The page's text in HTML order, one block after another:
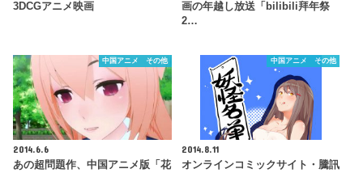
3DCGアニメ映画
画の年越し放送「bilibili拜年祭
2…
中国アニメ その他
2014.6.6
あの超問題作、中国アニメ版「花
中国アニメ その他
2014.8.11
オンラインコミックサイト・騰訊